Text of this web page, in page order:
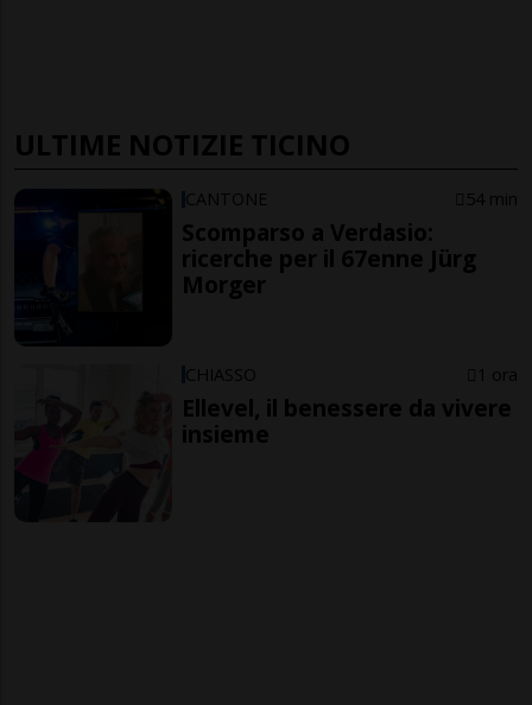
ULTIME NOTIZIE TICINO
CANTONE 54 min
Scomparso a Verdasio:
ricerche per il 67enne Jürg
Morger
CHIASSO 1 ora
Ellevel, il benessere da vivere
insieme